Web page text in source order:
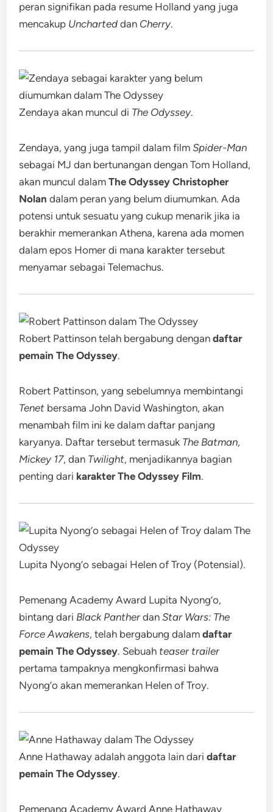
peran signifikan pada resume Holland yang juga
mencakup Uncharted dan Cherry.
Zendaya akan muncul di The Odyssey.
Zendaya, yang juga tampil dalam filmSpider-Man
sebagai MJ dan bertunangan dengan Tom Holland,
akan muncul dalamThe Odyssey Christopher
Nolan dalam peran yang belum diumumkan. Ada
potensi untuk sesuatu yang cukup menarik jika ia
berakhir memerankan Athena, karena ada momen
dalam epos Homer di mana karakter tersebut
menyamar sebagai Telemachus.
Robert Pattinson telah bergabung dengandaftar
pemain The Odyssey.
Robert Pattinson, yang sebelumnya membintangi
Tenet bersama John David Washington, akan
menambah film ini ke dalam daftar panjang
karyanya. Daftar tersebut termasuk The Batman,
Mickey 17, dan Twilight, menjadikannya bagian
penting dari karakter The Odyssey Film.
Lupita Nyong’o sebagai Helen of Troy (Potensial).
Pemenang Academy Award Lupita Nyong’o,
bintang dari Black Panther danStar Wars: The
Force Awakens, telah bergabung dalamdaftar
pemain The Odyssey. Sebuah teaser trailer
pertama tampaknya mengkonfirmasi bahwa
Nyong’o akan memerankan Helen of Troy.
Anne Hathaway adalah anggota lain daridaftar
pemain The Odyssey.
Pemenang Academy Award Anne Hathaway